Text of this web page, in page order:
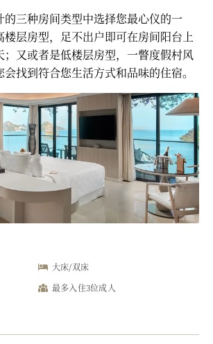
三种房间类型中选择您最心仪的一
层房型，足不出户即可在房间阳台上
；又或者是低楼层房型，一瞥度假村风
找到符合您生活方式和品味的住宿。
大床/双床
最多入住3位成人